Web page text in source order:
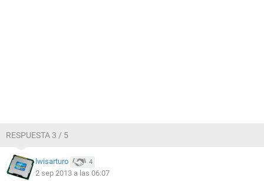
RESPUESTA 3 / 5
lwisarturo 4
2 sep 2013 a las 06:07